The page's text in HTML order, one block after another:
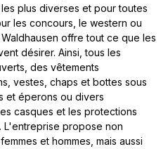
plus diverses et pour toutes
les concours, le western ou
offre tout ce que les
désirer. Ainsi, tous les
des vêtements
vestes, chaps et bottes sous
et éperons ou divers
casques et les protections
L'entreprise propose non
et hommes, mais aussi